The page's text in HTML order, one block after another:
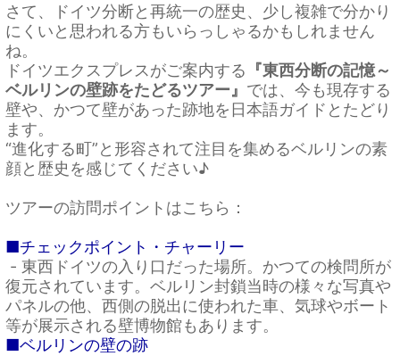
さて、ドイツ分断と再統一の歴史、少し複雑で分かり
にくいと思われる方もいらっしゃるかもしれません
ね。
ドイツエクスプレスがご案内する 『東西分断の記憶～
ベルリンの壁跡をたどるツアー』 では、今も現存する
壁や、かつて壁があった跡地を日本語ガイドとたどり
ます。
“進化する町”と形容されて注目を集めるベルリンの素
顔と歴史を感じてください♪
ツアーの訪問ポイントはこちら：
■チェックポイント・チャーリー
- 東西ドイツの入り口だった場所。かつての検問所が
復元されています。ベルリン封鎖当時の様々な写真や
パネルの他、西側の脱出に使われた車、気球やボート
等が展示される壁博物館もあります。
■ベルリンの壁の跡